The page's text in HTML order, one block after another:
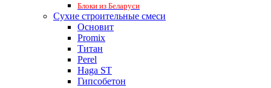
Блоки из Беларуси
Сухие строительные смеси
Основит
Promix
Титан
Perel
Haga ST
Гипсобетон